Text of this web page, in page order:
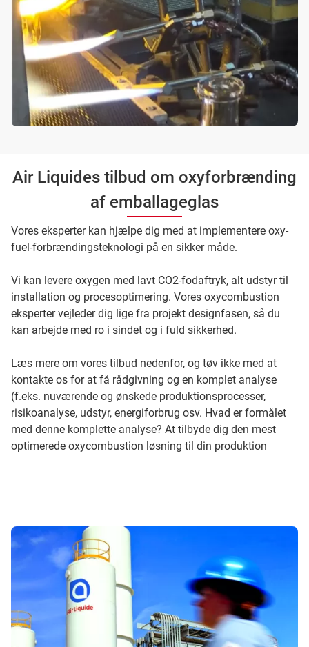
Air Liquides tilbud om oxyforbrænding
af emballageglas
Vores eksperter kan hjælpe dig med at implementere oxy-
fuel-forbrændingsteknologi på en sikker måde.
Vi kan levere oxygen med lavt CO2-fodaftryk, alt udstyr til
installation og procesoptimering. Vores oxycombustion
eksperter vejleder dig lige fra projekt designfasen, så du
kan arbejde med ro i sindet og i fuld sikkerhed.
Læs mere om vores tilbud nedenfor, og tøv ikke med at
kontakte os for at få rådgivning og en komplet analyse
(f.eks. nuværende og ønskede produktionsprocesser,
risikoanalyse, udstyr, energiforbrug osv. Hvad er formålet
med denne komplette analyse? At tilbyde dig den mest
optimerede oxycombustion løsning til din produktion